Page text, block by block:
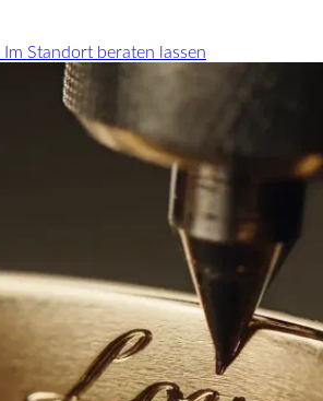
Im Standort beraten lassen